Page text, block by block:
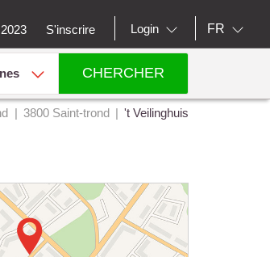
S'inscrire Login FR
CHERCHER
3800 Saint-trond 't Veilinghuis